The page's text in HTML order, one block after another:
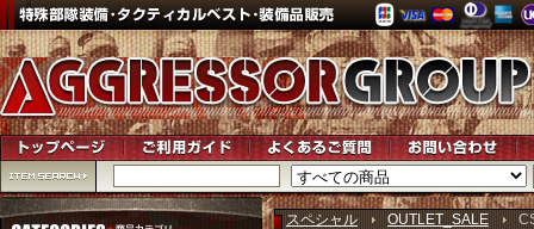
スペシャル OUTLET_SALE